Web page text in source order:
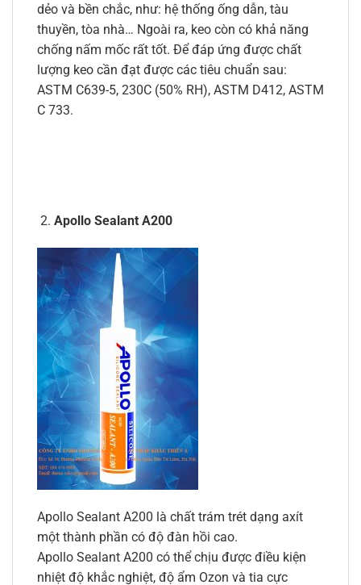
dẻo và bền chắc, như: hệ thống ống dẫn, tàu
thuyền, tòa nhà… Ngoài ra, keo còn có khả năng
chống nấm mốc rất tốt. Để đáp ứng được chất
lượng keo cần đạt được các tiêu chuẩn sau:
ASTM C639-5, 230C (50% RH), ASTM D412, ASTM
C 733.
Apollo Sealant A200
Apollo Sealant A200 là chất trám trét dạng axít
một thành phần có độ đàn hồi cao.
Apollo Sealant A200 có thể chịu được điều kiện
nhiệt độ khắc nghiệt, độ ẩm Ozon và tia cực